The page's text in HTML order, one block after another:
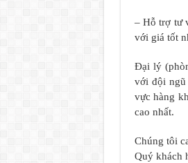
– Hỗ trợ tư
với giá tốt
Đại lý
với đội ngũ
vực hàng
cao nhất.
Chúng tôi
Quý khách